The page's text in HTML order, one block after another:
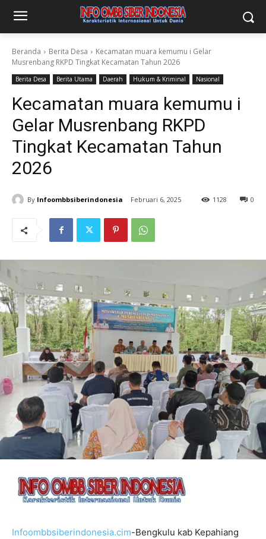
Beranda Berita Desa
Kecamatan muara kemumu i Gelar
Musrenbang RKPD Tingkat Kecamatan Tahun 2026
Berita Desa Berita Utama Daerah Hukum & Kriminal Nasional
Kecamatan muara kemumu i
Gelar Musrenbang RKPD
Tingkat Kecamatan Tahun
2026
By Infoombbsiberindonesia Februari 6, 2025 0
1128
Infoombbsiberindonesia.cim-Bengkulu kab Kepahiang